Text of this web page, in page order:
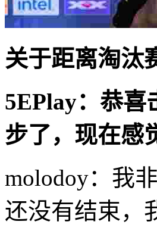
关于距离淘汰
5EPlay：恭喜
步了，现在感
molodoy：我
还没有结束，